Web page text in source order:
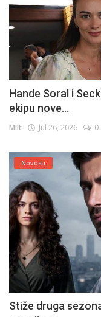
Hande Soral i
ekipu nove...
Milt Jul 26, 2026 0
Novosti
Stiže druga